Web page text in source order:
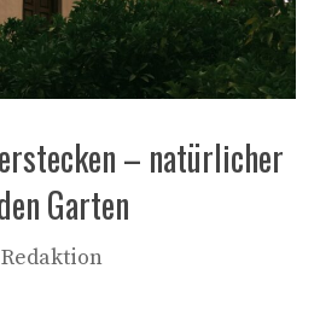
– natürlicher
Garten
Redaktion